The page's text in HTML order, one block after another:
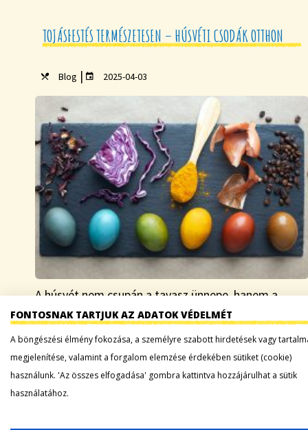
TOJÁSFESTÉS TERMÉSZETESEN – HÚSVÉTI CSODÁK OTTHON
Blog | 2025-04-03
A húsvét nem csupán a tavasz ünnepe, hanem a
megújulás, a természet ébredésének szimbóluma is.
Az egyik legszebb és legsokoldalúbb hagyománya
ennek az ünnepnek a tojásfestés, amely nemcsak
gyerekeknek, hanem…
FONTOSNAK TARTJUK AZ ADATOK VÉDELMÉT
A böngészési élmény fokozása, a személyre szabott hirdetések vagy
megjelenítése, valamint a forgalom elemzése érdekében sütiket (cookie)
használunk. 'Az összes elfogadása' gombra kattintva hozzájárulhat a sütik
használatához.